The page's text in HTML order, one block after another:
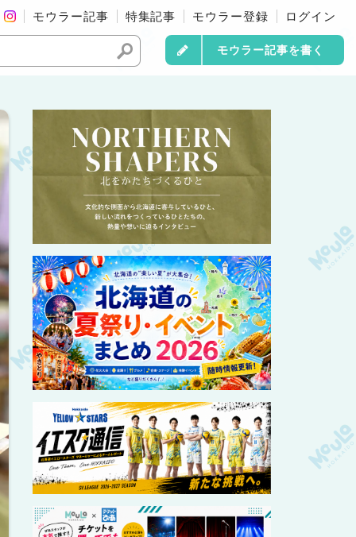
モウラー記事 特集記事 モウラー登録 ログイン
モウラー記事を書く